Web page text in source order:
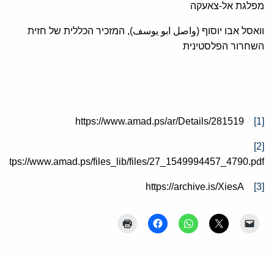
מפלגת אל-צאעקה
וואסל אבו יוסוף (واصل ابو يوسف), המזכיר הכללית של חזית
השחרור הפלסטינית
[1]
[2]
www.amad.ps/files_lib/files/27_1549994457_4790.pdf
[3]